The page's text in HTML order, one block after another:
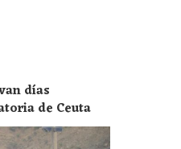
días
de Ceuta